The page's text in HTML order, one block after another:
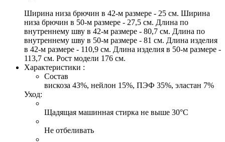
Ширина низа брючин в 42-м размере - 25 см. Ширина
низа брючин в 50-м размере - 27,5 см. Длина по
внутреннему шву в 42-м размере - 80,7 см. Длина по
внутреннему шву в 50-м размере - 81 см. Длина изделия
в 42-м размере - 110,9 см. Длина изделия в 50-м размере -
113,7 см. Рост модели 176 см.
Характеристики :
Состав
вискоза 43%, нейлон 15%, ПЭФ 35%, эластан 7%
Уход:
Щадящая машинная стирка не выше 30°С
Не отбеливать